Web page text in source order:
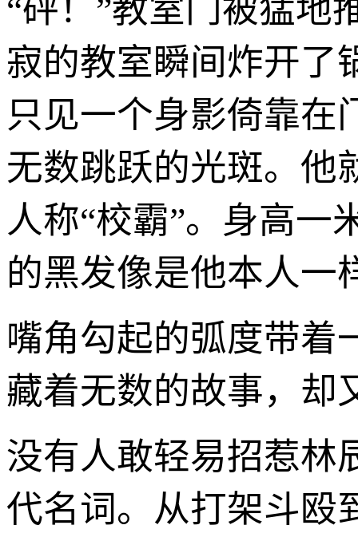
“砰！”教室门被猛地
寂的教室瞬间炸开了
只见一个身影倚靠在
无数跳跃的光斑。
人称“校霸”。身高一
的黑发像是他本人一
嘴角勾起的弧度带着
藏着无数的故事，却
没有人敢轻易招惹林
代名词。从打架斗殴